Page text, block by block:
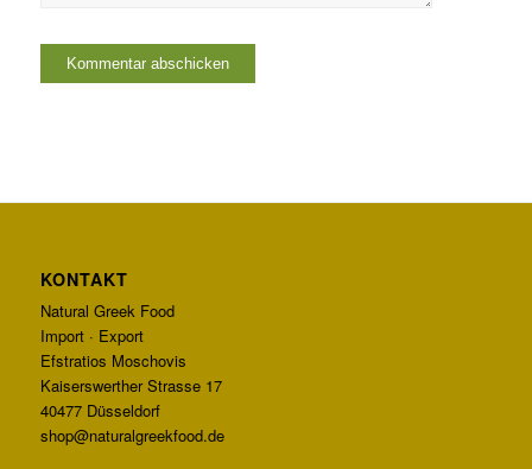
KONTAKT
Natural Greek Food
Import · Export
Efstratios Moschovis
Kaiserswerther Strasse 17
40477 Düsseldorf
shop@naturalgreekfood.de